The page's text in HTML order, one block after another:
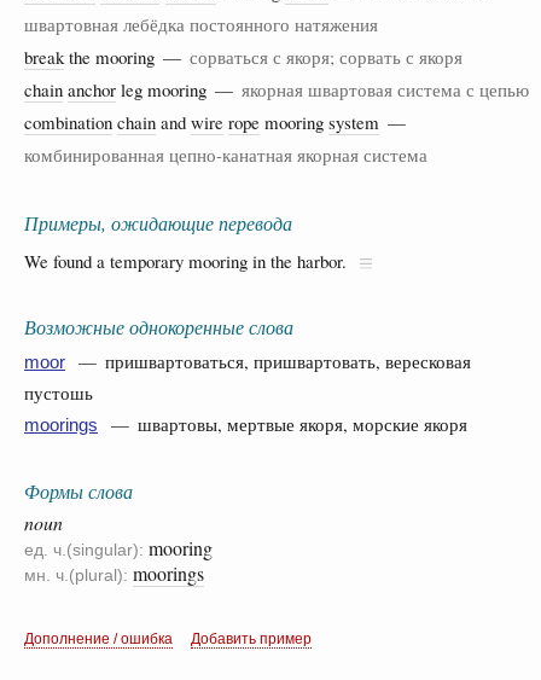
швартовная лебёдка постоянного натяжения
break the mooring — сорваться с якоря; сорвать с якоря
chain anchor leg mooring — якорная швартовая система с цепью
combination chain and wire rope mooring system —
комбинированная цепно-канатная якорная система
Примеры, ожидающие перевода
We found a temporary mooring in the harbor.
Возможные однокоренные слова
moor
— пришвартоваться, пришвартовать, вересковая
пустошь
moorings — швартовы, мертвые якоря, морские якоря
Формы слова
noun
ед. ч.(singular): mooring
мн. ч.(plural): moorings
Дополнение / ошибка Добавить пример